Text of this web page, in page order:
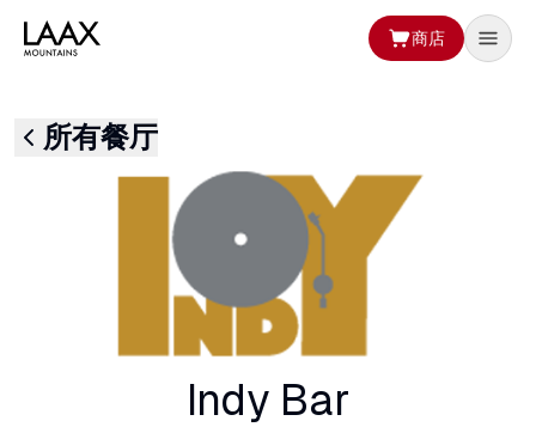
商店
所有餐厅
Indy Bar